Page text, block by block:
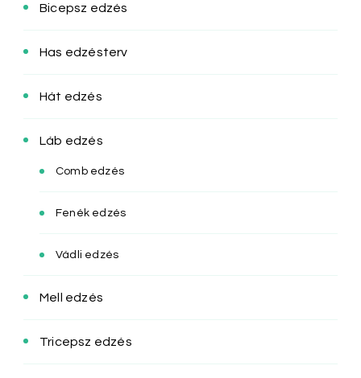
Bicepsz edzés
Has edzésterv
Hát edzés
Láb edzés
Comb edzés
Fenék edzés
Vádli edzés
Mell edzés
Tricepsz edzés